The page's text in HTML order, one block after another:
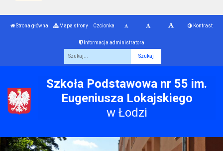
Strona główna Mapa strony Czcionka Kontrast
Informacja administratora
Szkoła Podstawowa nr 55 im.
Eugeniusza Lokajskiego
w Łodzi